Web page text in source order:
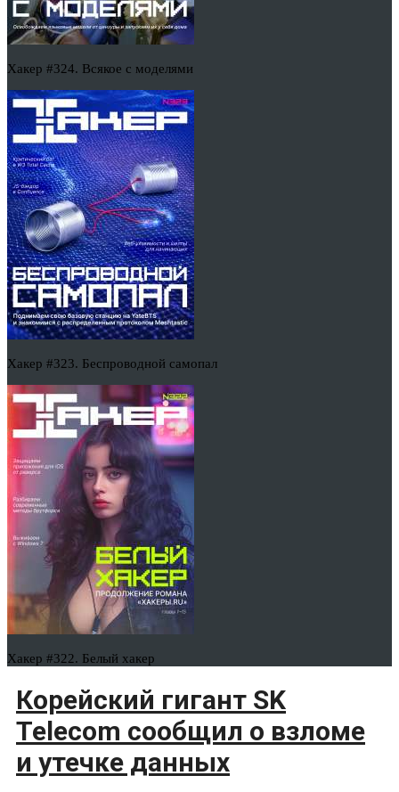
Хакер #324. Всякое с моделями
Хакер #323. Беспроводной самопал
Хакер #322. Белый хакер
Корейский гигант SK
Telecom сообщил о взломе
и утечке данных